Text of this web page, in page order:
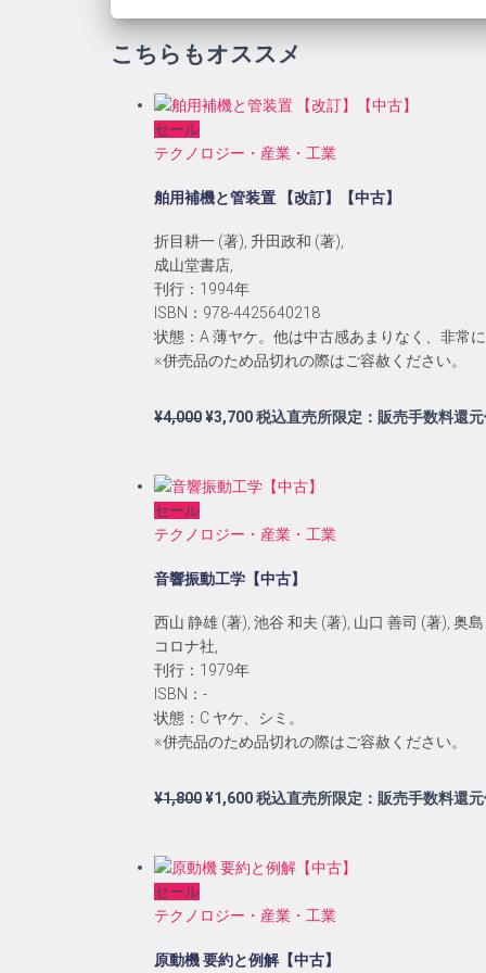
こちらもオススメ
セール
テクノロジー・産業・工業
舶用補機と管装置 【改訂】【中古】
折目耕一 (著), 升田政和 (著),
成山堂書店,
刊行：1994年
ISBN：978-4425640218
状態：A 薄ヤケ。他は中古感あまりなく、非常に
※併売品のため品切れの際はご容赦ください。
¥4,000元
格
¥4,000
し
¥3,700現
価
は
で
税込直売所限定：販売手数料還
セール
テクノロジー・産業・工業
音響振動工学【中古】
西山 静雄 (著), 池谷 和夫 (著), 山口 善司 (著), 奥
コロナ社,
刊行：1979年
ISBN：-
状態：C ヤケ、シミ。
※併売品のため品切れの際はご容赦ください。
¥1,800元
格
¥1,800
し
¥1,600現
価
は
で
税込直売所限定：販売手数料還
セール
テクノロジー・産業・工業
原動機 要約と例解【中古】